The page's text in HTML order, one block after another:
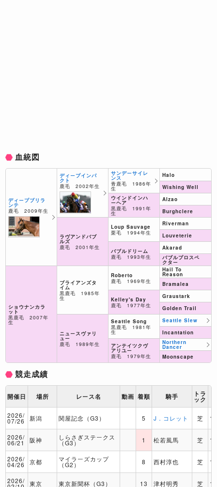
血統図
ディープブリラ
ンテ
鹿毛 2009年生
ショウナンカラ
ット
黒鹿毛 2007年
生
ディープインパ
クト
鹿毛 2002年生
ラヴアンドバブ
ルズ
鹿毛 2001年生
ブライアンズタ
イム
黒鹿毛 1985年
生
ニュースヴァリ
ュー
鹿毛 1989年生
サンデーサイレ
ンス
青鹿毛 1986年
生
ウインドインハ
ーヘア
黒鹿毛 1991年
生
Loup Sauvage
栗毛 1994年生
バブルドリーム
鹿毛 1993年生
Roberto
鹿毛 1969年生
Kelley's Day
鹿毛 1977年生
Seattle Song
黒鹿毛 1981年
生
アンテイツクヴ
アリユー
鹿毛 1979年生
Halo
Wishing Well
Alzao
Burghclere
Riverman
Louveterie
Akarad
バブルプロスペ
クター
Hail To
Reason
Bramalea
Graustark
Golden Trail
Seattle Slew
Incantation
Northern
Dancer
Moonscape
競走成績
開催日 場所 レース名 動画 着順 騎手 トラ
ック
2026/
07/26 新潟 関屋記念（G3） 5 J．コレット 芝
2026/
06/21 阪神 しらさぎステークス
（G3） 1 松若風馬 芝
2026/
04/26 京都 マイラーズカップ
（G2） 8 西村淳也 芝
2026/ 東京 東京新聞杯（G3） 13 津村明秀 芝